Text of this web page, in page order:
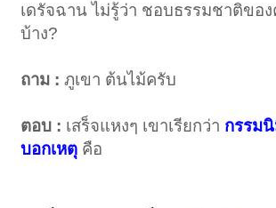
เดรัจฉาน ไม่รู้ว่า ชอบธรรมชาติขอ
บ้าง?
ถาม : ภูเขา ต้นไม้ครับ
ตอบ : เสร็จแหงๆ เขาเรียกว่า กรรม
บอกเหตุ คือ